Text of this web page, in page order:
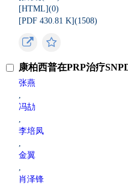
[HTML](0)
[PDF 430.81 K](1508)
康柏西普在PRP治疗
张燕
,
冯劼
,
李培凤
,
金翼
,
肖泽锋